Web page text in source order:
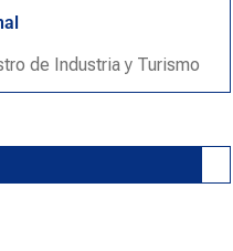
de Industria y Turismo